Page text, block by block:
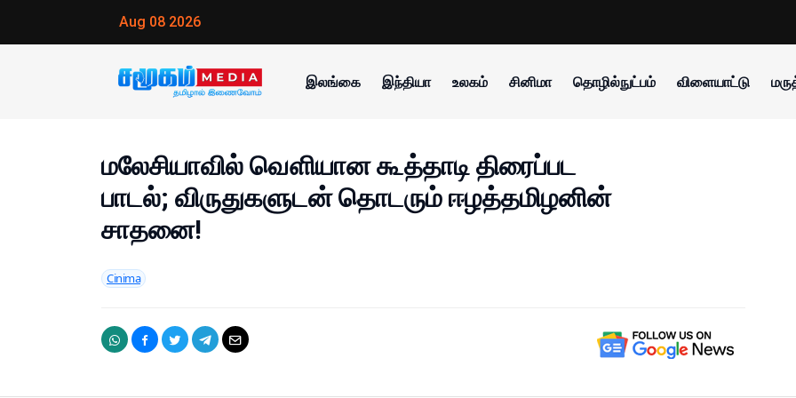
Aug 08 2026
இலங்கை இந்தியா உலகம் சினிமா தொழில்நுட்பம் விளையாட்டு
மலேசியாவில் வௌியான கூத்தாடி திரைப்பட
பாடல்; விருதுகளுடன் தொடரும் ஈழத்தமிழனின்
சாதனை!
Cinima